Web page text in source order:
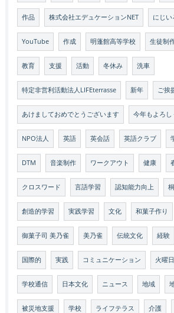
作品 株式会社エデュケーションNET にじい
YouTube 作成 明蓬館高等学校 生徒制
教育 支援 活動 冬休み 洗車
特定非営利活動法人LIFEterrasse 新年 ご挨
あけましておめでとうございます 今年もよろ
NPO法人 英語 英会話 英語クラブ
DTM 音楽制作 ワークアウト 健康
クロスワード 言語学習 認知能力向上
創造的学習 実践学習 文化 和菓子作り
御菓子司 美乃雀 美乃雀 伝統文化 経験
国際的 実践 コミュニケーション 火曜日
学校通信 日本文化 ニュース 地域
被災地支援 学校 ライフテラス 介護